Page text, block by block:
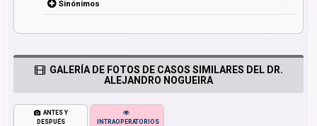
Sinónimos
GALERÍA DE FOTOS DE CASOS SIMILARES DEL DR.
ALEJANDRO NOGUEIRA
ANTES Y
DESPUÉS
INTRAOPERATORIOS